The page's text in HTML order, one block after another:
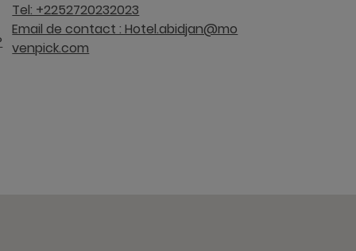
Tel: +2252720232023
Email de contact : Hotel.abidjan@mo
venpick.com